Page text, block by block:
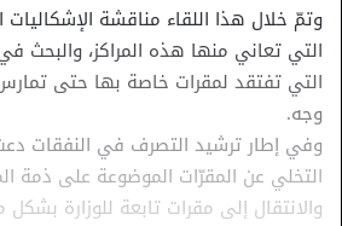
وتمّ خلال هذا اللقاء مناقشة الإشكاليات
التي تعاني منها هذه المراكز، والبحث
التي تفتقد لمقرات خاصة بها حتى
وجه.
وفي إطار ترشيد التصرف في النفقات
التخلي عن المقرّات الموضوعة على ذمة
والانتقال إلى مقرات تابعة للوزارة